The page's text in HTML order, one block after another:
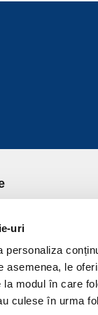
uri
personaliza
asemenea, le
modul în care
culese în urma
si Plata
de Returnare
de confidentialitate
Cookies
si conditii